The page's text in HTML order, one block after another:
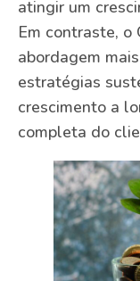
atingir um
Em contraste,
abordagem
estratégias
crescimento a
completa do